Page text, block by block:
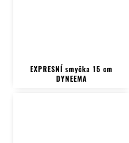
EXPRESNÍ smyčka 15 cm
DYNEEMA